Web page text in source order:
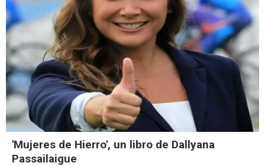
'Mujeres de Hierro', un libro de Dallyana
Passailaigue